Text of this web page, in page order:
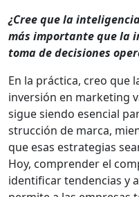
¿Cree que la
más impor­tante que la
toma de deci­siones
En la prác­ti­ca, creo que
inver­sión en mar­ket­ing
sigue sien­do esen­cial
struc­ción de mar­ca,
que esas estrate­gias
Hoy, com­pren­der el
iden­ti­ficar ten­den­cias y